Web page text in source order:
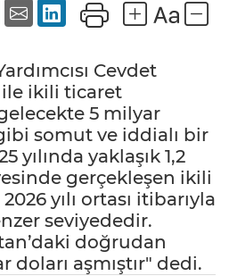
Cevdet
ile ikili ticaret
5 milyar
somut ve iddialı bir
yılında yaklaşık 1,2
gerçekleşen ikili
yılı ortası itibarıyla
seviyededir.
doğrudan
doları aşmıştır" dedi.